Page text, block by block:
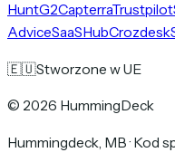
HuntG2CapterraTrustpilot
AdviceSaaSHubCrozdesk
🇪🇺Stworzone w UE
© 2026 HummingDeck
Hummingdeck, MB · Kod